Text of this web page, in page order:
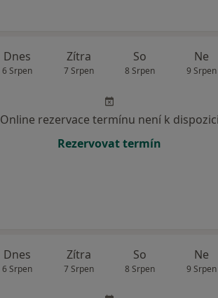
Dnes
6 Srpen
Zítra
7 Srpen
So
8 Srpen
Ne
9 Srpen
Online rezervace termínu není k dispozici
Rezervovat termín
Dnes
6 Srpen
Zítra
7 Srpen
So
8 Srpen
Ne
9 Srpen